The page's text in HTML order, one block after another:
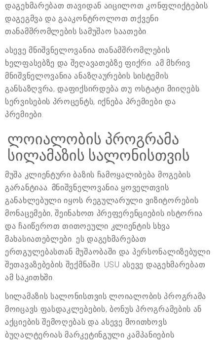
დაგეხმარებათ თავიდან აიცილოთ კონფლიქტების
დაგეგმვა და გააკონტროლოთ თქვენი
თანამშრომლების სამუშაო საათები.
ასევე მნიშვნელოვანია თანამშრომლების
ხელფასებზე და შეღავათებზე ფიქრი. ამ მხრივ
მნიშვნელოვანია ანაზღაურების სისტემის
განსაზღვრა, დაფიქსირდება თუ ოსტატი მიიღებს
სერვისების პროცენტს, იქნება პრემიები და
პრემიები.
ლოიალობის პროგრამა
სილამაზის სალონისთვის
მუშა კლიენტური ბაზის ჩამოყალიბება მოგების
გარანტიაა. მნიშვნელოვანია ყოველთვის
განახლებული იყოს რეგულარული ვიზიტორების
მონაცემები, შეინახოთ პრეფერენციების ისტორია
და ჩაიწეროთ თითოეული კლიენტის სხვა
მახასიათებლები. ეს დაგეხმარებათ
ერთგულებასთან მუშაობაში და პერსონალიზებული
შეთავაზებების შექმნაში. USU ასევე დაგეხმარებათ
ამ საკითხში.
სილამაზის სალონისთვის ლოიალობის პროგრამა
მოიცავს ფასდაკლებების, ბონუს პროგრამების ან
აქციების შემოღებას და ასევე მოითხოვს
ბუღალტერიას მარკეტინგული კამპანიების